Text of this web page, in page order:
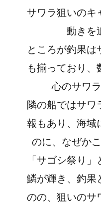
サワラ狙いのキ
動きを
ところが釣果
も揃っており
心のサワ
隣の船ではサワ
報もあり、海域
のに、なぜか
「サゴシ祭り
鱗が輝き、釣果
のの、狙いのサ